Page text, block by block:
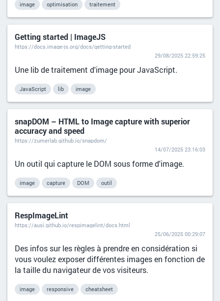
image optimisation traitement
Getting started | ImageJS
https://docs.image-js.org/docs/getting-started
29/08/2025 22:59:25
Une lib de traitement d'image pour JavaScript.
JavaScript lib image
snapDOM – HTML to Image capture with superior
accuracy and speed
https://zumerlab.github.io/snapdom/
14/07/2025 23:16:03
Un outil qui capture le DOM sous forme d'image.
image capture DOM outil
RespImageLint
https://ausi.github.io/respimagelint/docs.html
25/06/2025 00:29:07
Des infos sur les règles à prendre en considération si
vous voulez exposer différentes images en fonction de
la taille du navigateur de vos visiteurs.
image responsive cheatsheet